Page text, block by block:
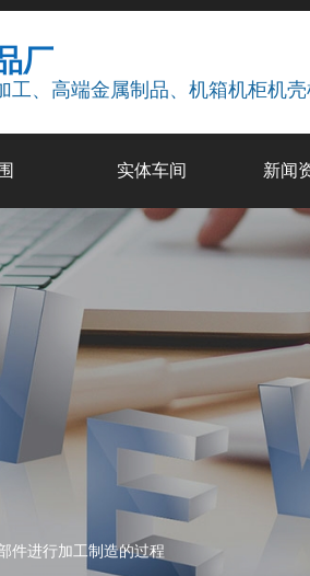
厂
、高端金属制品、机箱机柜机
实体车间 新闻
件进行加工制造的过程